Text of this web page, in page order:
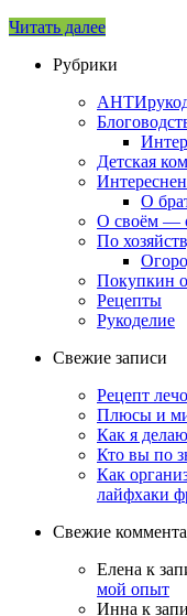
Читать далее
Рубрики
Детская
О
О своём —
По
Покупкин
Рецепты
Рукоделие
Свежие записи
Рецепт
Плюсы и
Как я
Кто вы по
Как
лайфхаки
Свежие
Елена к
мой опыт
Инна к